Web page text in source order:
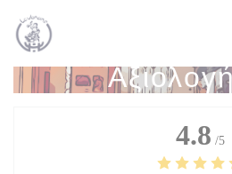
Πίνακας διαχείρισης "Μπισκότων"
4.8 /5